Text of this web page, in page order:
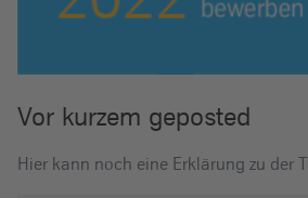
Vor kurzem geposted
Hier kann noch eine Erklärung zu der